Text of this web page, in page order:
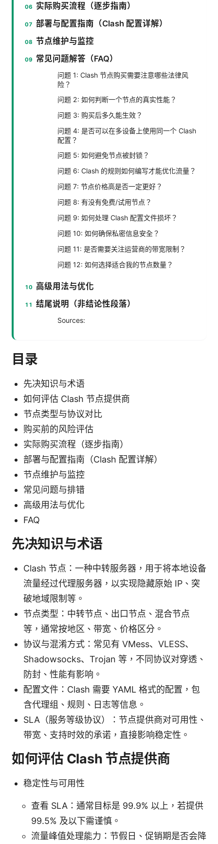
实际购买流程（逐步指南）
部署与配置指南（Clash 配置详解）
节点维护与监控
常见问题解答（FAQ）
问题 1: Clash 节点购买需要注意哪些法律风
险？
问题 2: 如何判断一个节点的真实性能？
问题 3: 购买后多久能生效？
问题 4: 是否可以在多设备上使用同一个 Clash
配置？
问题 5: 如何避免节点被封锁？
问题 6: Clash 的规则如何编写才能优化流量？
问题 7: 节点价格高是否一定更好？
问题 8: 有没有免费/试用节点？
问题 9: 如何处理 Clash 配置文件损坏？
问题 10: 如何确保私密信息安全？
问题 11: 是否需要关注运营商的带宽限制？
问题 12: 如何选择适合我的节点数量？
高级用法与优化
结尾说明（非结论性段落）
Sources:
目录
先决知识与术语
如何评估 Clash 节点提供商
节点类型与协议对比
购买前的风险评估
实际购买流程（逐步指南）
部署与配置指南（Clash 配置详解）
节点维护与监控
常见问题与排错
高级用法与优化
FAQ
先决知识与术语
Clash 节点：一种中转服务器，用于将本地设备
流量经过代理服务器，以实现隐藏原始 IP、突
破地域限制等。
节点类型：中转节点、出口节点、混合节点
等，通常按地区、带宽、价格区分。
协议与混淆方式：常见有 VMess、VLESS、
Shadowsocks、Trojan 等，不同协议对穿透、
防封、性能有影响。
配置文件：Clash 需要 YAML 格式的配置，包
含代理组、规则、日志等信息。
SLA（服务等级协议）：节点提供商对可用性、
带宽、支持时效的承诺，直接影响稳定性。
如何评估 Clash 节点提供商
稳定性与可用性
查看 SLA：通常目标是 99.9% 以上，若提供
99.5% 及以下需谨慎。
流量峰值处理能力：节假日、促销期是否会降